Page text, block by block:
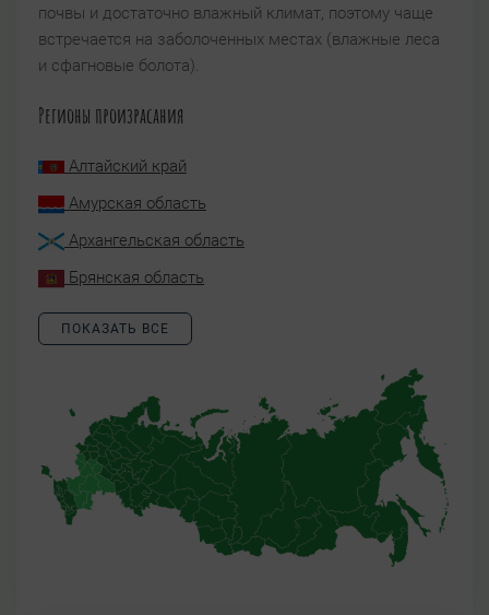
почвы и достаточно влажный климат, поэтому чаще
встречается на заболоченных местах (влажные леса
и сфагновые болота).
Регионы произрасания
Алтайский край
Амурская область
Архангельская область
Брянская область
ПОКАЗАТЬ ВСЕ